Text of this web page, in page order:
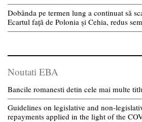
Dobânda pe termen lung a continuat să
Ecartul față de Polonia și Cehia, redus
Noutati EBA
Bancile romanesti detin cele mai multe
Guidelines on legislative and non-
repayments applied in the light of the